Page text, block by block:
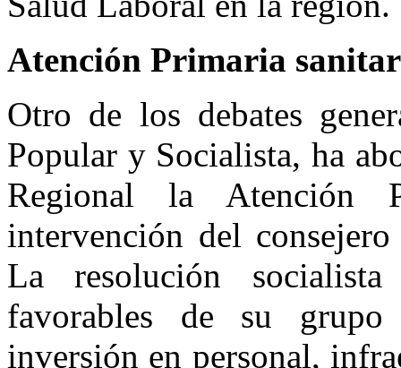
Atención Primaria
Otro de los debates
Popular y Socialista, ha
Regional la Atención
intervención del
La resolución
favorables de su grupo
inversión en personal,